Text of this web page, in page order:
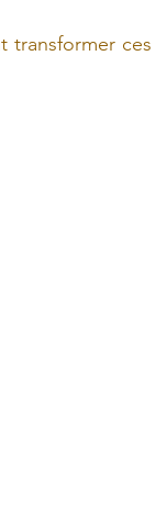
transformer ces